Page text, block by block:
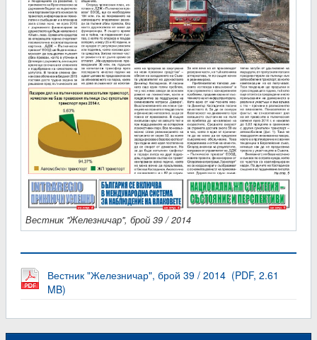
Вестник "Железничар", брой 39 / 2014
Вестник "Железничар", брой 39 / 2014 (PDF, 2.61
MB)